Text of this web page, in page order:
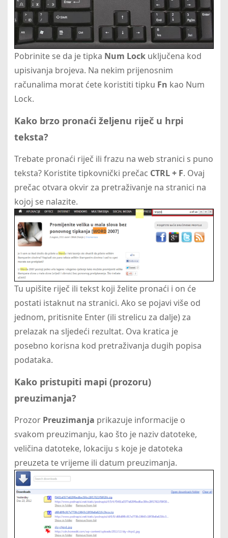
Pobrinite se da je tipka Num Lockuključena kod
upisivanja brojeva. Na nekim prijenosnim
računalima morat ćete koristiti tipku Fn kao Num
Lock.
Kako brzo pronaći željenu riječ u hrpi
teksta?
Trebate pronaći riječ ili frazu na web stranici s puno
teksta? Koristite tipkovnički prečac CTRL + F. Ovaj
prečac otvara okvir za pretraživanje na stranici na
kojoj se nalazite.
Tu upišite riječ ili tekst koji želite pronaći i on će
postati istaknut na stranici. Ako se pojavi više od
jednom, pritisnite Enter (ili strelicu za dalje) za
prelazak na sljedeći rezultat. Ova kratica je
posebno korisna kod pretraživanja dugih popisa
podataka.
Kako pristupiti mapi (prozoru)
preuzimanja?
Prozor Preuzimanja prikazuje informacije o
svakom preuzimanju, kao što je naziv datoteke,
veličina datoteke, lokaciju s koje je datoteka
preuzeta te vrijeme ili datum preuzimanja.